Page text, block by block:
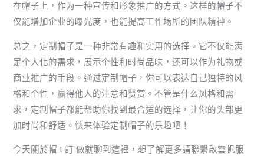
在帽子上，作为一种宣传和形象推广的方式。这样的帽子不
仅能增加企业的曝光度，也能提高工作场所的团队精神。
总之，定制帽子是一种非常有趣和实用的选择。它不仅能满
足个人化的需求，展示个性和时尚品味，还可以作为礼物或
商业推广的手段。通过定制帽子，你可以表达自己独特的风
格和个性，赢得他人的注意和赞赏。不管是什么风格和需
求，定制帽子都能帮助你找到最合适的选择，让你的头部更
加时尚和舒适。快来体验定制帽子的乐趣吧！
今天關於帽 t 訂 做就聊到這裡，想了解更多請聯繫啟雲帆服